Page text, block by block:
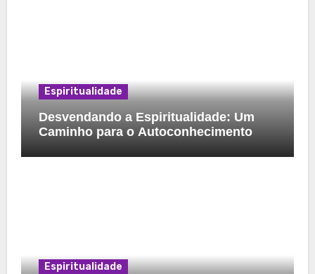
Espiritualidade
Desvendando a Espiritualidade: Um
Caminho para o Autoconhecimento
Espiritualidade